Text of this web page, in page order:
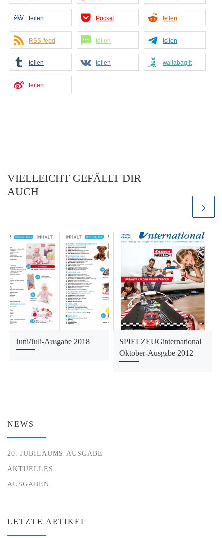
teilen Pocket teilen
RSS-feed teilen teilen
teilen teilen wallabag it
teilen
VIELLEICHT GEFÄLLT DIR
AUCH
Juni/Juli-Ausgabe 2018
SPIELZEUGinternational
Oktober-Ausgabe 2012
NEWS
20. JUBILÄUMS-AUSGABE
AKTUELLES
AUSGABEN
LETZTE ARTIKEL